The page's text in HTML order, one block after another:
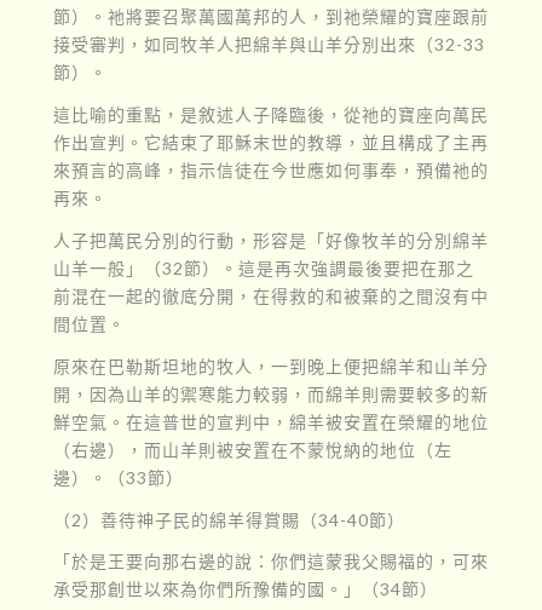
節）。祂將要召聚萬國萬邦的人，到祂榮耀的寶座跟前
接受審判，如同牧羊人把綿羊與山羊分別出來（32-33
節）。
這比喻的重點，是敘述人子降臨後，從祂的寶座向萬民
作出宣判。它結束了耶穌末世的教導，並且構成了主再
來預言的高峰，指示信徒在今世應如何事奉，預備祂的
再來。
人子把萬民分別的行動，形容是「好像牧羊的分別綿羊
山羊一般」（32節）。這是再次強調最後要把在那之
前混在一起的徹底分開，在得救的和被棄的之間沒有中
間位置。
原來在巴勒斯坦地的牧人，一到晚上便把綿羊和山羊分
開，因為山羊的禦寒能力較弱，而綿羊則需要較多的新
鮮空氣。在這普世的宣判中，綿羊被安置在榮耀的地位
（右邊），而山羊則被安置在不蒙悅納的地位（左
邊）。（33節）
（2）善待神子民的綿羊得賞賜（34-40節）
「於是王要向那右邊的說：你們這蒙我父賜福的，可來
承受那創世以來為你們所豫備的國。」（34節）